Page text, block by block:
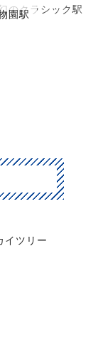
園駅
のクラシック駅
イツリー